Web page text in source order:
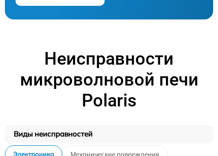
Неисправности
микроволновой печи
Polaris
Виды неисправностей
Электроника Механические повреждения